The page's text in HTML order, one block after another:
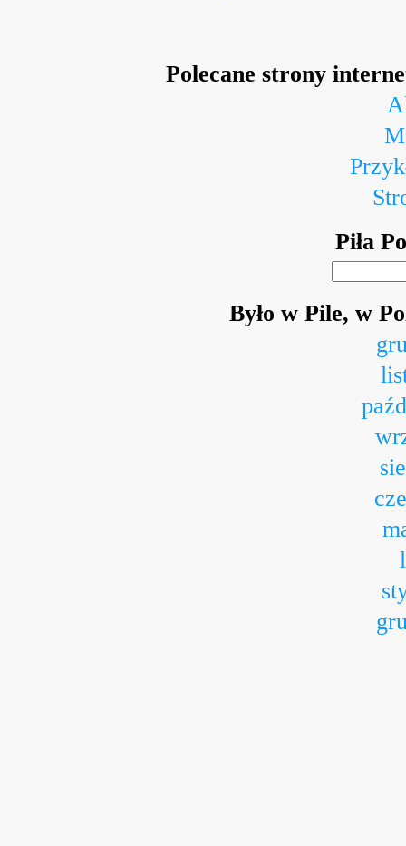
Polecane strony
Piła
Było w Pile, w